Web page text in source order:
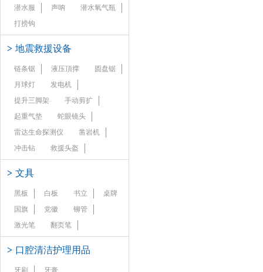
潜水服
声呐
潜水氧气瓶
打捞钩
> 地震救援设备
链条锯 液压頂撑
圆盘锯
月球灯
发电机
提升三脚架
手动剪扩
起重气垫
蛇眼镜头
雷达生命探测仪
凿岩机
冲击钻
救援头盔
> 文具
黑板 白板 书立
桌牌
国旗
党徽
铆管
激光笔
翻页笔
> 口腔清洁护理用品
牙刷 牙膏